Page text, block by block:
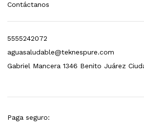
Contáctanos
5555242072
aguasaludable@teknespure.com
Gabriel Mancera 1346 Benito Juárez
Paga seguro:
L/h, con filtración Welltek WT-